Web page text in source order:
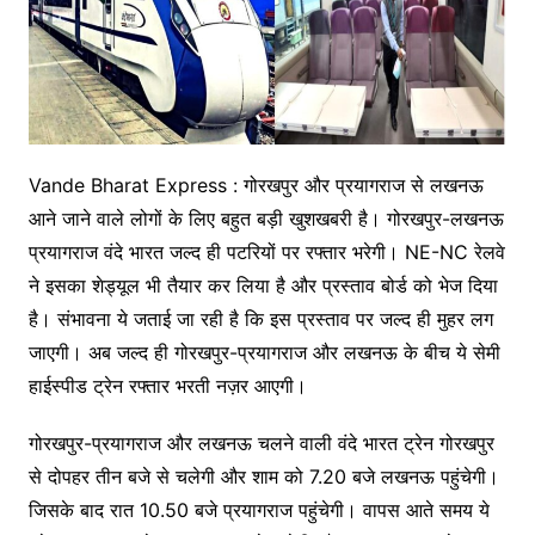
Vande Bharat Express : गोरखपुर और प्रयागराज से लखनऊ
आने जाने वाले लोगों के लिए बहुत बड़ी खुशखबरी है। गोरखपुर-लखनऊ
प्रयागराज वंदे भारत जल्द ही पटरियों पर रफ्तार भरेगी। NE-NC रेलवे
ने इसका शेड्यूल भी तैयार कर लिया है और प्रस्ताव बोर्ड को भेज दिया
है। संभावना ये जताई जा रही है कि इस प्रस्ताव पर जल्द ही मुहर लग
जाएगी। अब जल्द ही गोरखपुर-प्रयागराज और लखनऊ के बीच ये सेमी
हाईस्पीड ट्रेन रफ्तार भरती नज़र आएगी।
गोरखपुर-प्रयागराज और लखनऊ चलने वाली वंदे भारत ट्रेन गोरखपुर
से दोपहर तीन बजे से चलेगी और शाम को 7.20 बजे लखनऊ पहुंचेगी।
जिसके बाद रात 10.50 बजे प्रयागराज पहुंचेगी। वापस आते समय ये